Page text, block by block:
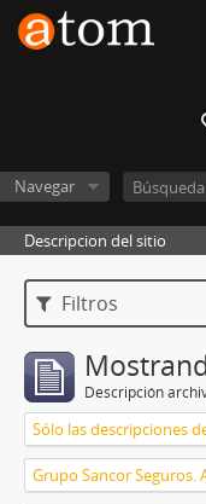
Navegar
Descripcion del sitio
Filtros
Descripción
Sólo las descripciones